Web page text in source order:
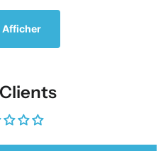
Afficher